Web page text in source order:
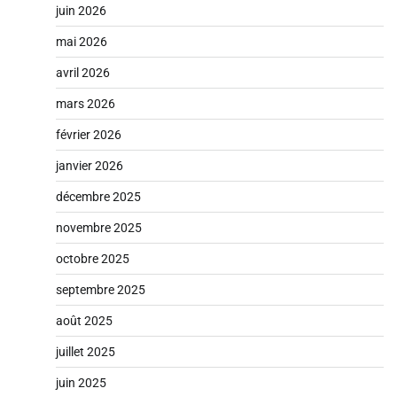
juin 2026
mai 2026
avril 2026
mars 2026
février 2026
janvier 2026
décembre 2025
novembre 2025
octobre 2025
septembre 2025
août 2025
juillet 2025
juin 2025